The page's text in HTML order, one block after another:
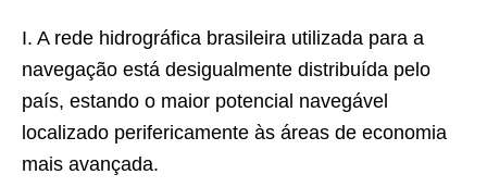
I. A rede hidrográfica brasileira utilizada para a
navegação está desigualmente distribuída pelo
país, estando o maior potencial navegável
localizado perifericamente às áreas de economia
mais avançada.